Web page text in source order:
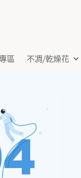
區 不凋⧸乾燥花